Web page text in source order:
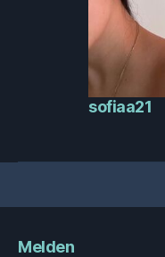
sofiaa21
Melden